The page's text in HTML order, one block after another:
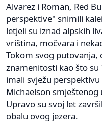
Alvarez i Roman, Red
perspektive" snimili
letjeli su iznad alpskih
vriština, močvara i
Tokom svog putovanja,
znamenitosti kao što su
imali svježu
Michaelson
Upravo su svoj let
obalu ovog jezera.